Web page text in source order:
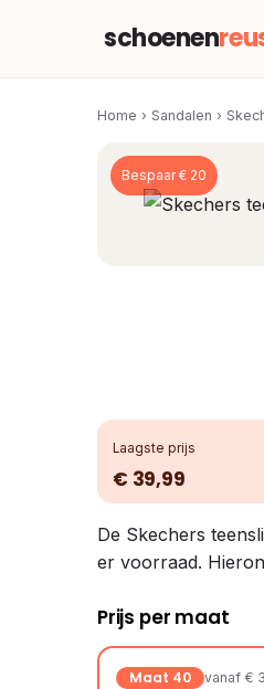
schoenen
Home › Sandalen ›
Bespaar € 20
Laagste prijs
€ 39,99
De Skechers
er voorraad.
Prijs per maat
Maat 40 vanaf €